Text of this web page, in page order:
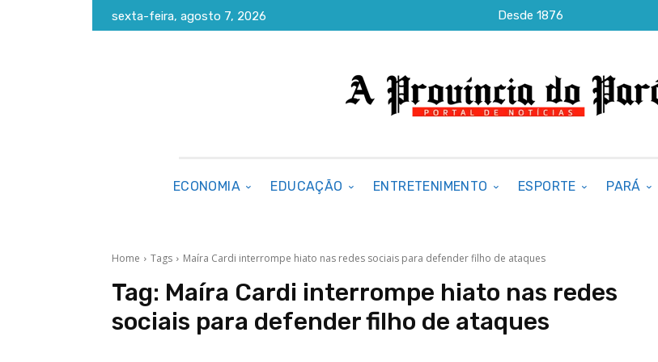
sexta-feira, agosto 7, 2026 Desde 1876
ECONOMIA EDUCAÇÃO ENTRETENIMENTO ESPORTE PARÁ
Home Tags Maíra Cardi interrompe hiato nas redes sociais para defender filho de ataques
Tag: Maíra Cardi interrompe hiato nas redes
sociais para defender filho de ataques